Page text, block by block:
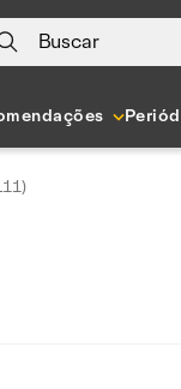
Buscar